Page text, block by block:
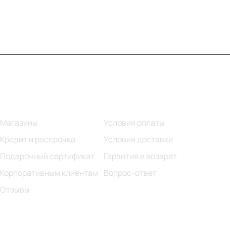
Магазины
Кредит и рассрочка
Подарочный сертификат
Корпоративным клиентам
Отзывы
Условия оплаты
Условия доставки
Гарантия и возврат
Вопрос-ответ